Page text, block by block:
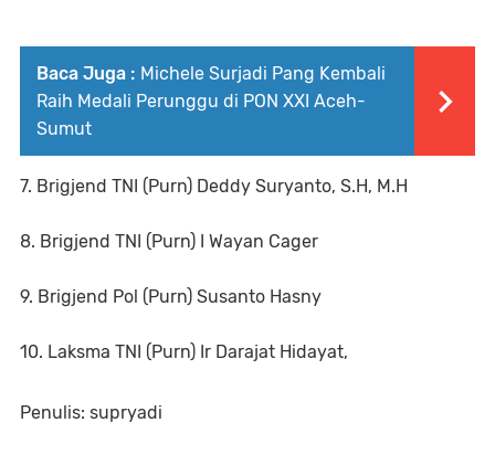
Baca Juga : Michele Surjadi Pang Kembali
Raih Medali Perunggu di PON XXI Aceh-
Sumut
7. Brigjend TNI (Purn) Deddy Suryanto, S.H, M.H
8. Brigjend TNI (Purn) I Wayan Cager
9. Brigjend Pol (Purn) Susanto Hasny
10. Laksma TNI (Purn) Ir Darajat Hidayat,
Penulis: supryadi